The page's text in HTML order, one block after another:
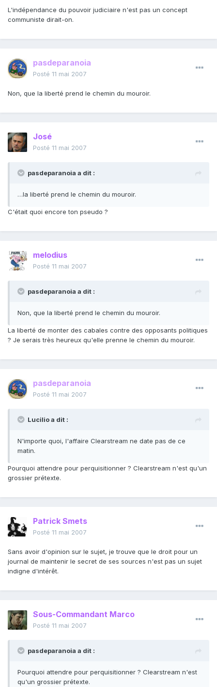
L'indépendance du pouvoir judiciaire n'est pas un concept
communiste dirait-on.
pasdeparanoia
Posté 11 mai 2007
Non, que la liberté prend le chemin du mouroir.
José
Posté 11 mai 2007
pasdeparanoia a dit :
…la liberté prend le chemin du mouroir.
C'était quoi encore ton pseudo ?
melodius
Posté 11 mai 2007
pasdeparanoia a dit :
Non, que la liberté prend le chemin du mouroir.
La liberté de monter des cabales contre des opposants politiques
? Je serais très heureux qu'elle prenne le chemin du mouroir.
pasdeparanoia
Posté 11 mai 2007
Lucilio a dit :
N'importe quoi, l'affaire Clearstream ne date pas de ce
matin.
Pourquoi attendre pour perquisitionner ? Clearstream n'est qu'un
grossier prétexte.
Patrick Smets
Posté 11 mai 2007
Sans avoir d'opinion sur le sujet, je trouve que le droit pour un
journal de maintenir le secret de ses sources n'est pas un sujet
indigne d'intérêt.
Sous-Commandant Marco
Posté 11 mai 2007
pasdeparanoia a dit :
Pourquoi attendre pour perquisitionner ? Clearstream n'est
qu'un grossier prétexte.